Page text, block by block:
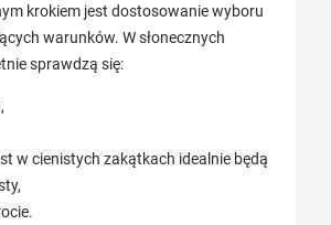
krokiem jest dostosowanie wyboru
warunków. W słonecznych
sprawdzą się:
w cienistych zakątkach idealnie będą